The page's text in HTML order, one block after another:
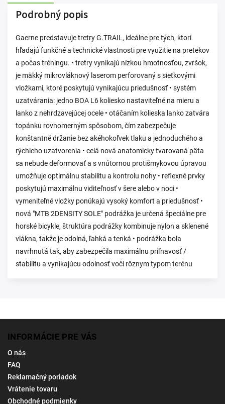
Podrobný popis
Gaerne predstavuje tretry G.TRAIL, ideálne pre tých, ktorí
hľadajú funkčné a technické vlastnosti pre využitie na pretekov
a počas tréningu. • tretry vynikajú nízkou hmotnosťou, zvršok,
je mäkký mikrovláknový laserom perforovaný s sieťkovými
vložkami, ktoré poskytujú vynikajúcu priedušnosť • systém
uzatvárania: jedno BOA L6 koliesko nastaviteľné na mieru a
lanko z nehrdzavejúcej ocele • otáčaním kolieska lanko zatvára
topánku rovnomerným spôsobom, čím zabezpečuje
konštantné držanie bez akéhokoľvek tlaku a jednoduchého a
rýchleho uzatvorenia • celá nová anatomicky tvarovaná päta
sa nebude deformovať a s vnútornou protišmykovou úpravou
umožňuje optimálnu stabilitu a kontrolu nohy • reflexné prvky
poskytujú maximálnu viditeľnosť v šere alebo v noci •
vymeniteľné vložky ponúkajú vysoký komfort a priedušnosť •
nová "MTB 2DENSITY SOLE" podrážka je určená špeciálne pre
horské bicykle, štruktúra podrážky kombinuje nylon a sklenené
vlákna, takže je odolná, ľahká a tenká • podrážka bola
navrhnutá tak, aby zabezpečila maximálnu priľnavosť /
stabilitu a vynikajúcu odolnosť voči rôznym typom terénu
INFORMÁCIE PRE VÁS
O nás
FAQ
Reklamačný poriadok
Vrátenie tovaru
Obchodné podmienky